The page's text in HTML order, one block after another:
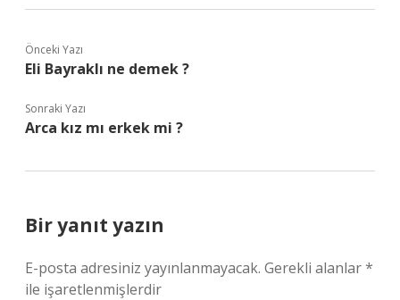
Önceki Yazı
Eli Bayraklı ne demek ?
Sonraki Yazı
Arca kız mı erkek mi ?
Bir yanıt yazın
E-posta adresiniz yayınlanmayacak. Gerekli alanlar*
ile işaretlenmişlerdir